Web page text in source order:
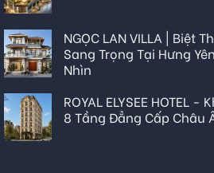
NGỌC LAN VILLA | Biệt
Sang Trọng Tại Hưng
Nhìn
ROYAL ELYSEE HOTEL
8 Tầng Đẳng Cấp Châu